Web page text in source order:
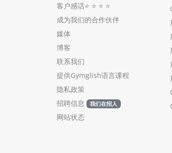
客户感话⭐️ ⭐️ ⭐️ ⭐️
成为我们的合作伙伴
媒体
博客
联系我们
提供Gymglish语言课程
隐私政策
招聘信息
我们在招人
网站状态